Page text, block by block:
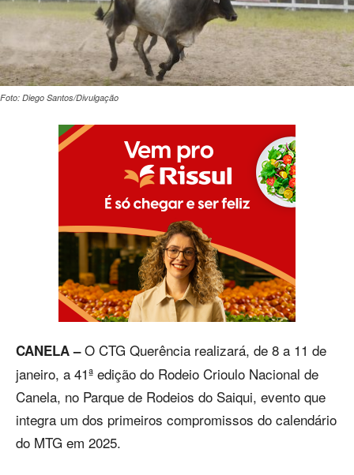
Foto: Diego Santos/Divulgação
CANELA –O CTG Querência realizará, de 8 a 11 de
janeiro, a 41ª edição do Rodeio Crioulo Nacional de
Canela, no Parque de Rodeios do Saiqui, evento que
integra um dos primeiros compromissos do calendário
do MTG em 2025.